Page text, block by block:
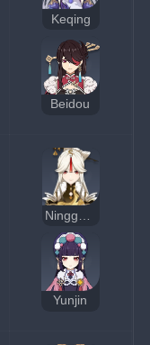
Keqing
Beidou
Yunjin